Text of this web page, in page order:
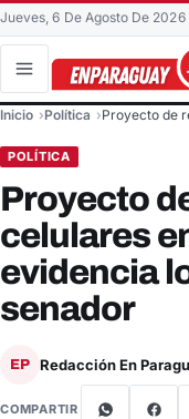
Jueves, 6 De Agosto De 2026
Buscar en el sitio
Inicio Política Proyecto de
POLÍTICA
Proyecto
celulares
evidencia
senador
EP Redacción En
COMPARTIR